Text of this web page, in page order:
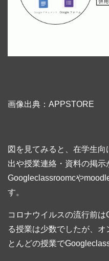
画像出典：APPSTORE
図を見てみると、在学生
出や授業連絡・資料の掲示
Googleclassroomcや
す。
コロナウイルスの流行前
る授業は少数でしたが、
とんどの授業で